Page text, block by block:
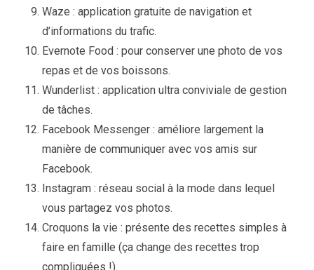
Waze : application gratuite de navigation et
d’informations du trafic.
Evernote Food : pour conserver une photo de vos
repas et de vos boissons.
Wunderlist : application ultra conviviale de gestion
de tâches.
Facebook Messenger : améliore largement la
manière de communiquer avec vos amis sur
Facebook.
Instagram : réseau social à la mode dans lequel
vous partagez vos photos.
Croquons la vie : présente des recettes simples à
faire en famille (ça change des recettes trop
compliquées !).